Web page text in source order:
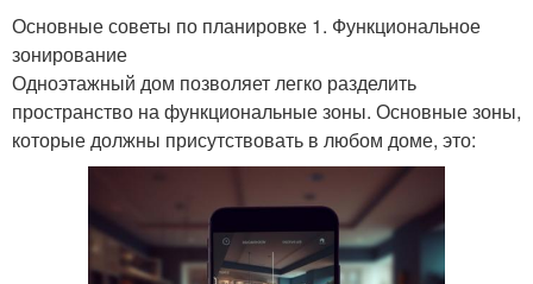
Основные советы по планировке 1. Функциональное
зонирование
Одноэтажный дом позволяет легко разделить
пространство на функциональные зоны. Основные зоны,
которые должны присутствовать в любом доме, это: